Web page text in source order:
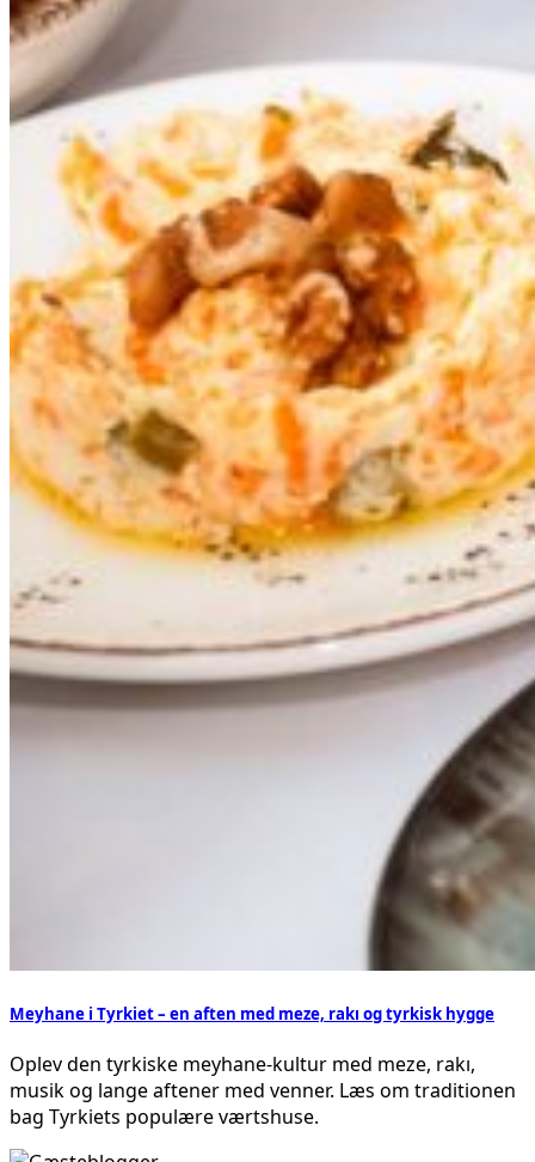
Meyhane i Tyrkiet – en aften med meze, rakı og tyrkisk hygge
Oplev den tyrkiske meyhane-kultur med meze, rakı,
musik og lange aftener med venner. Læs om traditionen
bag Tyrkiets populære værtshuse.